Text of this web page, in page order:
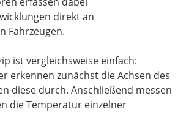
direkt an
Fahrzeugen.
ist vergleichsweise einfach:
erkennen zunächst die Achsen des
diese durch. Anschließend messen
die Temperatur einzelner